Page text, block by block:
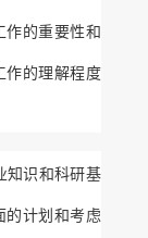
作的重要性和
作的理解程度
知识和科研基
的计划和考虑